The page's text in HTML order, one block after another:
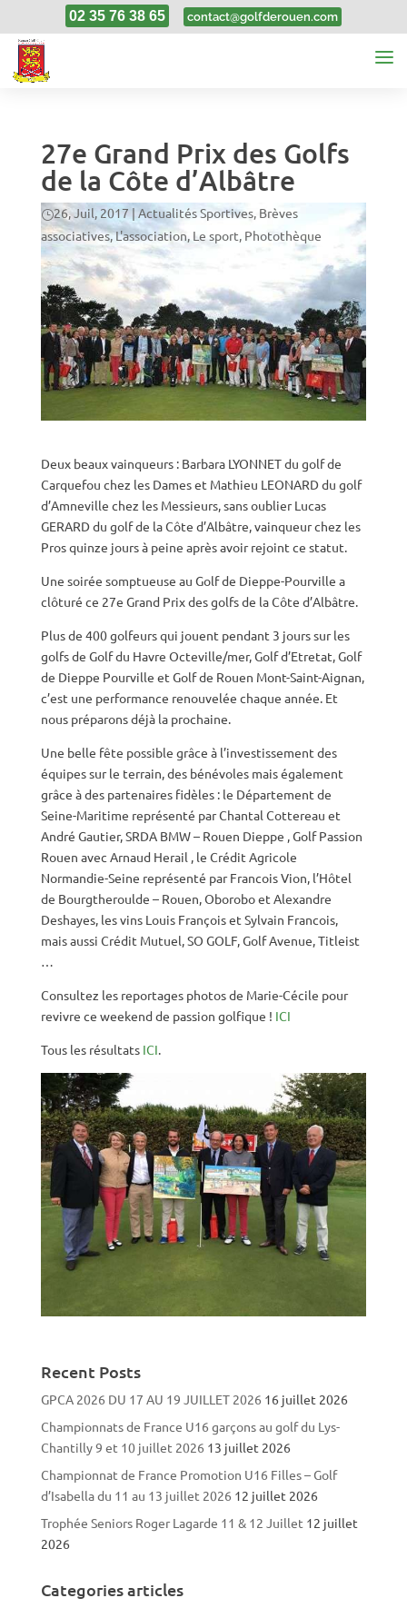
02 35 76 38 65 contact@golfderouen.com
27e Grand Prix des Golfs
de la Côte d’Albâtre
26, Juil, 2017 |Actualités Sportives, Brèves
associatives,L'association, Le sport, Photothèque
Deux beaux vainqueurs : Barbara LYONNET du golf de
Carquefou chez les Dames et Mathieu LEONARD du golf
d’Amneville chez les Messieurs, sans oublier Lucas
GERARD du golf de la Côte d’Albâtre, vainqueur chez les
Pros quinze jours à peine après avoir rejoint ce statut.
Une soirée somptueuse au Golf de Dieppe-Pourville a
clôturé ce 27e Grand Prix des golfs de la Côte d’Albâtre.
Plus de 400 golfeurs qui jouent pendant 3 jours sur les
golfs de Golf du Havre Octeville/mer, Golf d’Etretat, Golf
de Dieppe Pourville et Golf de Rouen Mont-Saint-Aignan,
c’est une performance renouvelée chaque année. Et
nous préparons déjà la prochaine.
Une belle fête possible grâce à l’investissement des
équipes sur le terrain, des bénévoles mais également
grâce à des partenaires fidèles : le Département de
Seine-Maritime représenté par Chantal Cottereau et
André Gautier, SRDA BMW – Rouen Dieppe , Golf Passion
Rouen avec Arnaud Herail , le Crédit Agricole
Normandie-Seine représenté par Francois Vion, l’Hôtel
de Bourgtheroulde – Rouen, Oborobo et Alexandre
Deshayes, les vins Louis François et Sylvain Francois,
mais aussi Crédit Mutuel, SO GOLF, Golf Avenue, Titleist
…
Consultez les reportages photos de Marie-Cécile pour
revivre ce weekend de passion golfique ! ICI
Tous les résultats ICI.
Recent Posts
GPCA 2026 DU 17 AU 19 JUILLET 2026 16 juillet 2026
Championnats de France U16 garçons au golf du Lys-
Chantilly 9 et 10 juillet 2026 13 juillet 2026
Championnat de France Promotion U16 Filles – Golf
d’Isabella du 11 au 13 juillet 2026 12 juillet 2026
Trophée Seniors Roger Lagarde 11 & 12 Juillet 12 juillet
2026
Categories articles